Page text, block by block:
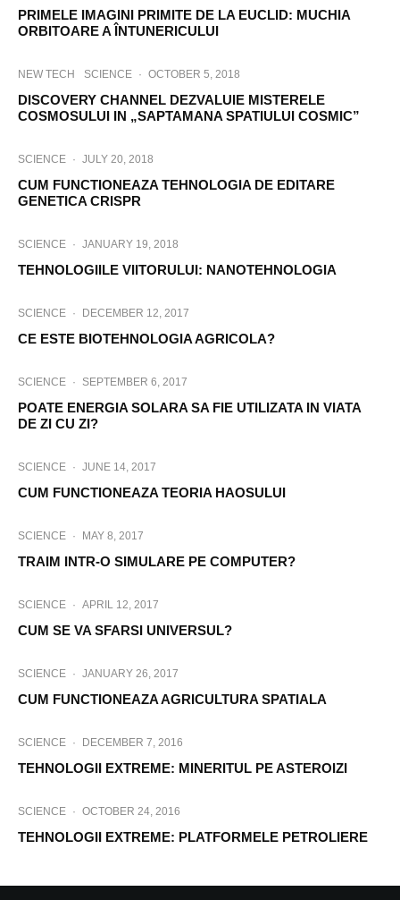
PRIMELE IMAGINI PRIMITE DE LA EUCLID: MUCHIA
ORBITOARE A ÎNTUNERICULUI
NEW TECH SCIENCE · OCTOBER 5, 2018
DISCOVERY CHANNEL DEZVALUIE MISTERELE
COSMOSULUI IN „SAPTAMANA SPATIULUI COSMIC”
SCIENCE · JULY 20, 2018
CUM FUNCTIONEAZA TEHNOLOGIA DE EDITARE
GENETICA CRISPR
SCIENCE · JANUARY 19, 2018
TEHNOLOGIILE VIITORULUI: NANOTEHNOLOGIA
SCIENCE · DECEMBER 12, 2017
CE ESTE BIOTEHNOLOGIA AGRICOLA?
SCIENCE · SEPTEMBER 6, 2017
POATE ENERGIA SOLARA SA FIE UTILIZATA IN VIATA
DE ZI CU ZI?
SCIENCE · JUNE 14, 2017
CUM FUNCTIONEAZA TEORIA HAOSULUI
SCIENCE · MAY 8, 2017
TRAIM INTR-O SIMULARE PE COMPUTER?
SCIENCE · APRIL 12, 2017
CUM SE VA SFARSI UNIVERSUL?
SCIENCE · JANUARY 26, 2017
CUM FUNCTIONEAZA AGRICULTURA SPATIALA
SCIENCE · DECEMBER 7, 2016
TEHNOLOGII EXTREME: MINERITUL PE ASTEROIZI
SCIENCE · OCTOBER 24, 2016
TEHNOLOGII EXTREME: PLATFORMELE PETROLIERE